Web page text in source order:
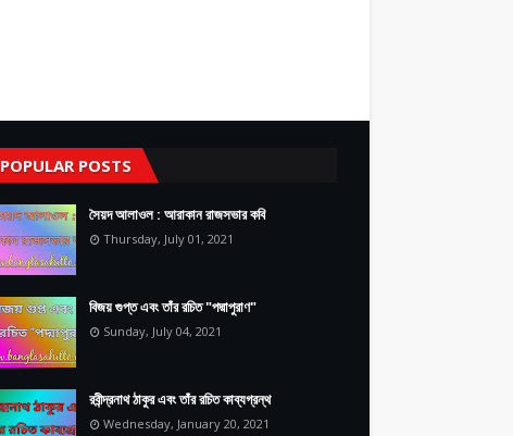
POPULAR POSTS
সৈয়দ আলাওল : আরাকান রাজসভার কবি
Thursday, July 01, 2021
বিজয় গুপ্ত এবং তাঁর রচিত "পদ্মাপুরাণ"
Sunday, July 04, 2021
রবীন্দ্রনাথ ঠাকুর এবং তাঁর রচিত কাব্যগ্রন্থ
Wednesday, January 20, 2021